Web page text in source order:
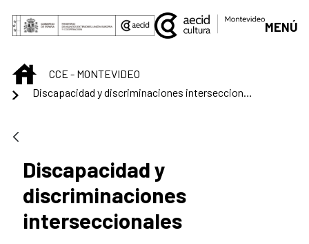
Saltar al contenido principal
MENÚ
INICIOCCE - MONTEVIDEO
Discapacidad y discriminaciones interseccionales
Discapacidad y
discriminaciones
interseccionales